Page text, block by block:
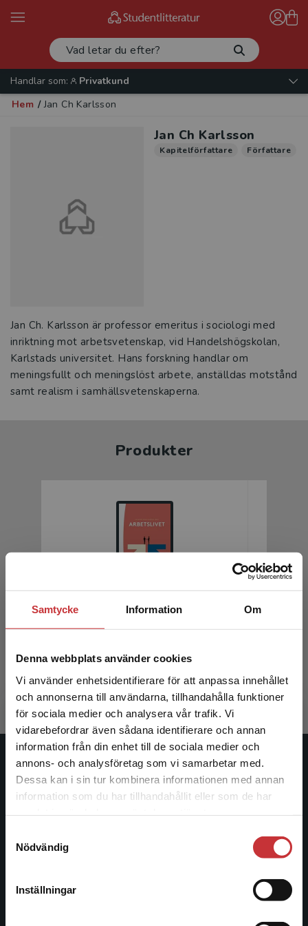
Samtycke Information Om
Denna webbplats använder cookies
Vi använder enhetsidentifierare för att anpassa innehållet
och annonserna till användarna, tillhandahålla funktioner
för sociala medier och analysera vår trafik. Vi
vidarebefordrar även sådana identifierare och annan
information från din enhet till de sociala medier och
annons- och analysföretag som vi samarbetar med.
Dessa kan i sin tur kombinera informationen med annan
information som du har tillhandahållit eller som de har
Nödvändig
Inställningar
Begränsad fraktregion
Det verkar som att du besöker
studentlitteratur.se via en enhet utanför Sverige.
Vi erbjuder inte leveranser utanför Sverige. För
att kunna slutföra ett köp måste
Handlar som:
Privatkund
Hem / Jan Ch Karlsson
Jan Ch Karlsson
Kapitelförfattare Författare
Jan Ch. Karlsson är professor emeritus i sociologi med
inriktning mot arbetsvetenskap, vid Handelshögskolan,
Karlstads universitet. Hans forskning handlar om
meningsfullt och meningslöst arbete, anställdas motstånd
samt realism i samhällsvetenskaperna.
Produkter
Arbetslivet
Exkl. moms: 259 kr
Exkl.
Studentlitteratur
Studentlitteratur grundades 1963 och är idag Sveriges
ledande utbildningsförlag. Med läromedel, kurslitteratur,
informationstjänster i utbudet, finns Studentlitteratur med